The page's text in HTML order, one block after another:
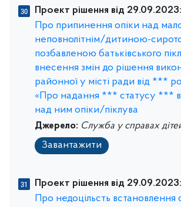
Проект рішення від 29.09.2023:
Про припинення опіки над
неповнолітнім/дитиною-
позбавленою батьківського
внесення змін до рішення
районної у місті ради від ***
«Про надання *** статусу ***
над ним опіки/піклува
Джерело: Служба у справах
Завантажити
Проект рішення від 29.09.2023:
Про недоцільсть встановлення